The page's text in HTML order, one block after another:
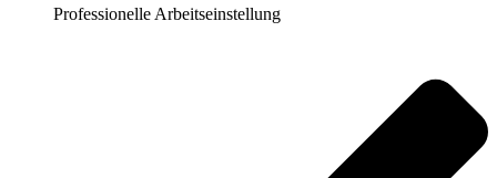
Professionelle Arbeitseinstellung